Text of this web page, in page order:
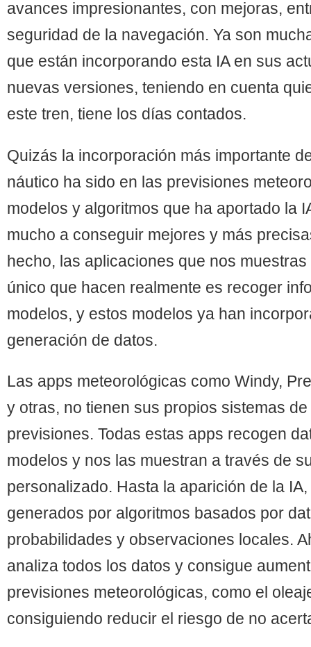
Los mejores consejos para sacar el máximo partido a nuestra tecnología a
Consulta los artículos y aumenta tus conocimientos con las publicaciones de
avances impresionantes, con mejoras,
seguridad de la navegación. Ya son
que están incorporando esta IA en sus
nuevas versiones, teniendo en cuenta
este tren, tiene los días contados.
Quizás la incorporación más importante
náutico ha sido en las previsiones
modelos y algoritmos que ha aportado la
mucho a conseguir mejores y más
hecho, las aplicaciones que nos
único que hacen realmente es recoger
modelos, y estos modelos ya han
generación de datos.
Las apps meteorológicas como Windy,
y otras, no tienen sus propios sistemas
previsiones. Todas estas apps recogen
modelos y nos las muestran a través de
personalizado. Hasta la aparición de la
generados por algoritmos basados por
probabilidades y observaciones locales.
analiza todos los datos y consigue
previsiones meteorológicas, como el
consiguiendo reducir el riesgo de no